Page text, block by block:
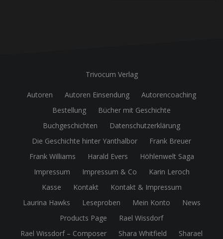
Trivocum Verlag
Autoren Autoren Einsendung
Autorencoaching
Bestellung
Bücher mit Geschichte
Buchgeschichten
Datenschutzerklärung
Die Geschichte hinter Yanthalbor
Frank Breuer
Frank Williams
Harald Evers
Höhlenwelt Saga
Impressum
Impressum & Co
Karin Leroch
Kasse
Kontakt
Kontakt & Impressum
Laurina Hawks
Leseproben Mein Konto
News
Products Page
Rael Wissdorf
Rael Wissdorf – Composer
Shara Whitfield
Sharael